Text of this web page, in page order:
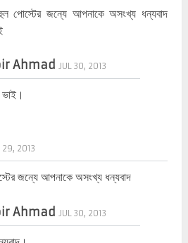
পোস্টের জন্যে আপনাকে অসংখ্য ধন্যবাদ
Ahmad JUL 30, 2013
ভাই।
29, 2013
জন্যে আপনাকে অসংখ্য ধন্যবাদ
Ahmad JUL 30, 2013